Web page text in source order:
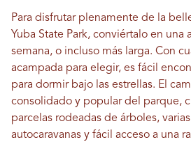
Para disfrutar plenamente de la
Yuba State Park, conviértalo en una
semana, o incluso más larga. Con
acampada para elegir, es fácil
para dormir bajo las estrellas. El
consolidado y popular del parque,
parcelas rodeadas de árboles,
autocaravanas y fácil acceso a una